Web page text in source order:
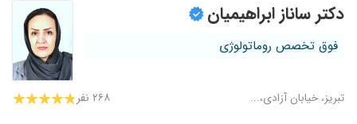
دکتر ساناز ابراهیمیان
فوق تخصص روماتولوژی
تبریز، خیابان آزادی،... ۲۶۸ نفر